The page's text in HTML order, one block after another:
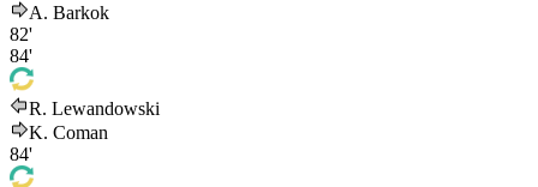
A. Barkok
82'
84'
R. Lewandowski
K. Coman
84'